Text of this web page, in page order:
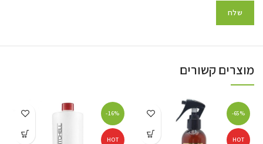
מוצרים קשורים
-65%
HOT
-16%
HOT